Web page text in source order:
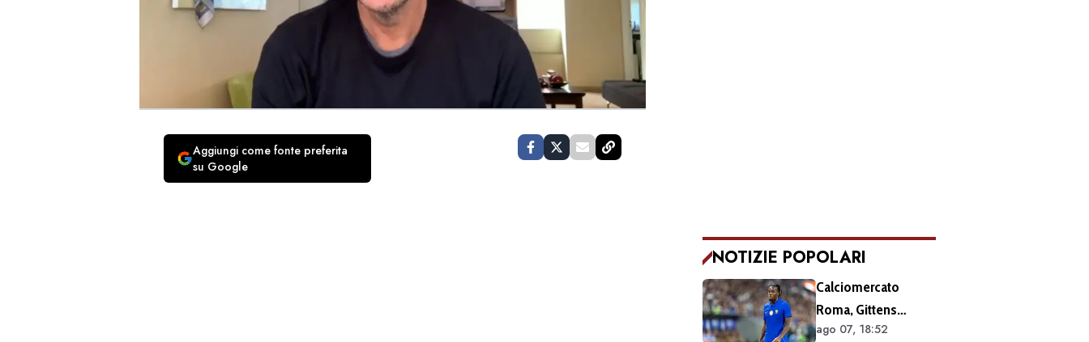
Aggiungi come fonte preferita
su Google
NOTIZIE POPOLARI
Calciomercato
Roma, Gittens
nuovo nome per
ago 07, 18:52